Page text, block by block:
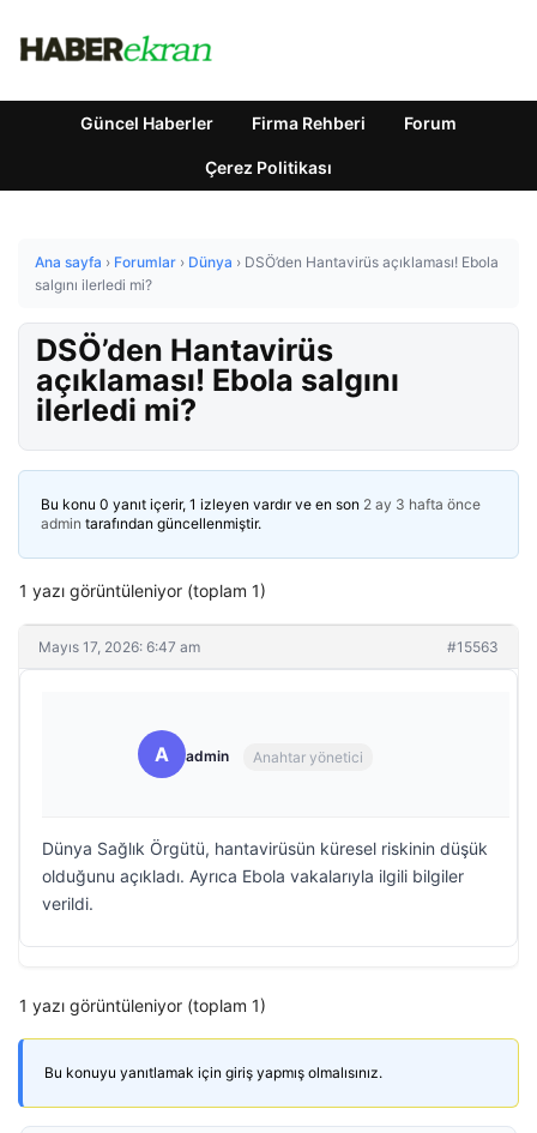
Güncel Haberler Firma Rehberi Forum
Çerez Politikası
Ana sayfa › Forumlar › Dünya › DSÖ’den Hantavirüs açıklaması! Ebola
salgını ilerledi mi?
DSÖ’den Hantavirüs
açıklaması! Ebola salgını
ilerledi mi?
Bu konu 0 yanıt içerir, 1 izleyen vardır ve en son 2 ay 3 hafta önce
admin tarafından güncellenmiştir.
1 yazı görüntüleniyor (toplam 1)
Mayıs 17, 2026: 6:47 am #15563
A admin Anahtar yönetici
Dünya Sağlık Örgütü, hantavirüsün küresel riskinin düşük
olduğunu açıkladı. Ayrıca Ebola vakalarıyla ilgili bilgiler
verildi.
1 yazı görüntüleniyor (toplam 1)
Bu konuyu yanıtlamak için giriş yapmış olmalısınız.